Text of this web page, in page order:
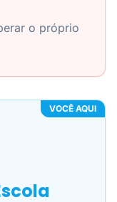
o próprio
VOCÊ AQUI